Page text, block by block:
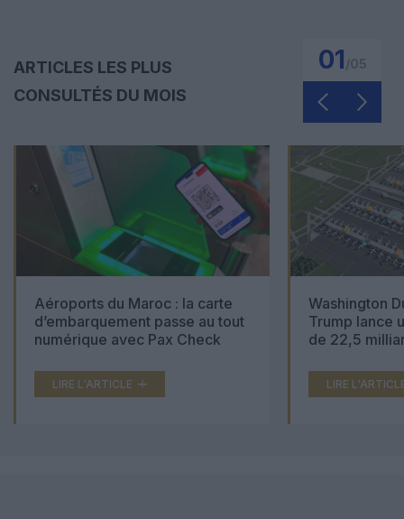
ARTICLES LES PLUS
CONSULTÉS DU MOIS
01
Aéroports du Maroc : la carte
d’embarquement passe au tout
numérique avec Pax Check
LIRE L'ARTICLE
Washington
Trump lance
de 22,5
LIRE